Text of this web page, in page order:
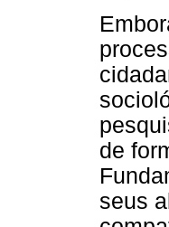
de
seus